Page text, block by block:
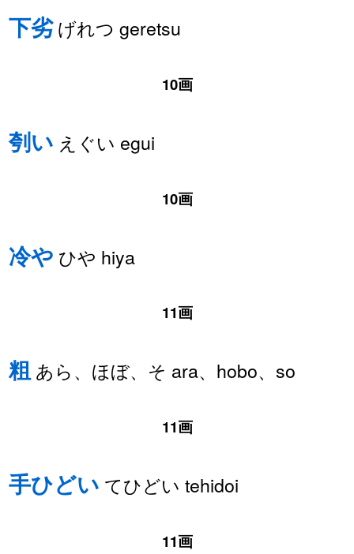
下劣げれつ geretsu
10画
刳い えぐい egui
10画
冷や ひや hiya
11画
粗あら、ほぼ、そ ara、hobo、so
11画
手ひどい てひどい tehidoi
11画